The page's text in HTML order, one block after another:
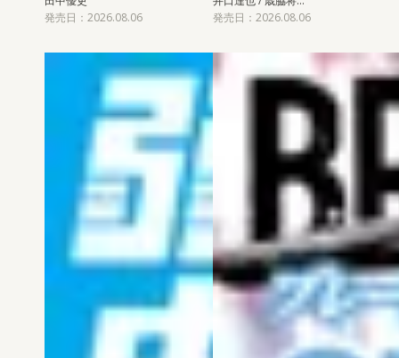
発売日：2026.08.06
発売日：2026.08.06